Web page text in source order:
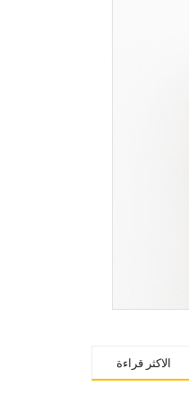
الاكثر قراءة